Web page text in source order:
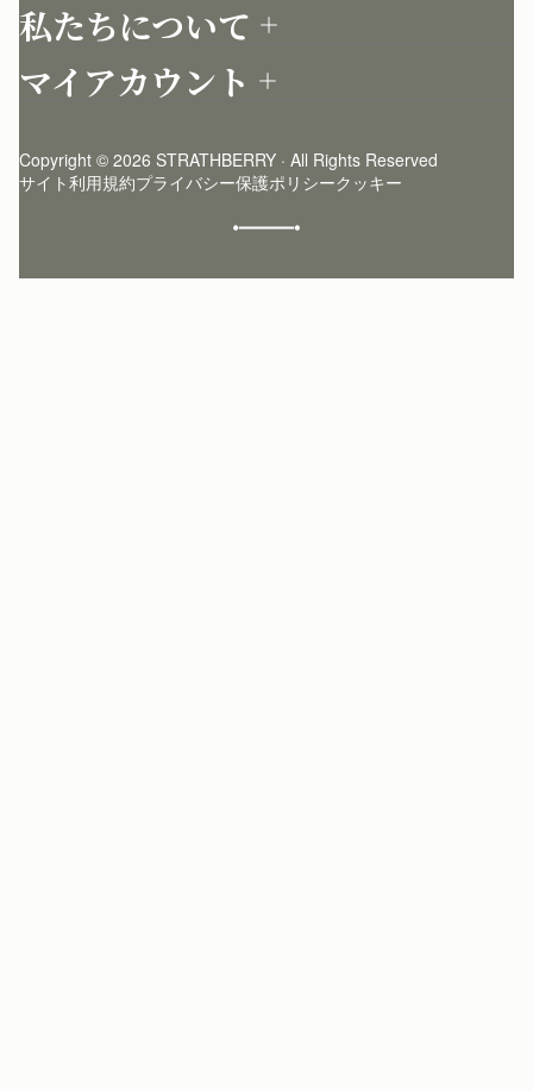
配送について
よくあるご質問
私たちについて
ストラスベリーについて
ストラスベリー 愛用 者のスタイリング
マイアカウント
ストラスベリーインサイダー
Copyright © 2026 STRATHBERRY · All Rights Reserved
サイト利用規約プライバシー保護ポリシークッキー